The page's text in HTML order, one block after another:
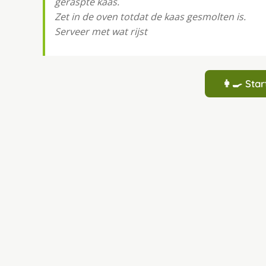
Zet in de oven totdat de kaas gesmolten is.
Serveer met wat rĳst
👩‍🍳